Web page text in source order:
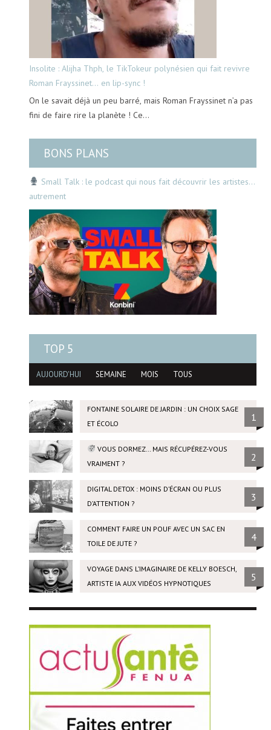
Insolite : Alijha Thph, le TikTokeur polynésien qui fait revivre
Roman Frayssinet… en lip-sync !
On le savait déjà un peu barré, mais Roman Frayssinet n’a pas
fini de faire rire la planète ! Ce…
BONS PLANS
Small Talk : le podcast qui nous fait découvrir les artistes…
autrement
TOP 5
AUJOURD'HUI SEMAINE MOIS TOUS
FONTAINE SOLAIRE DE JARDIN : UN CHOIX SAGE
ET ÉCOLO
1
VOUS DORMEZ… MAIS RÉCUPÉREZ-VOUS
VRAIMENT ?
2
DIGITAL DETOX : MOINS D’ÉCRAN OU PLUS
D’ATTENTION ?
3
COMMENT FAIRE UN POUF AVEC UN SAC EN
TOILE DE JUTE ?
4
VOYAGE DANS L’IMAGINAIRE DE KELLY BOESCH,
ARTISTE IA AUX VIDÉOS HYPNOTIQUES
5